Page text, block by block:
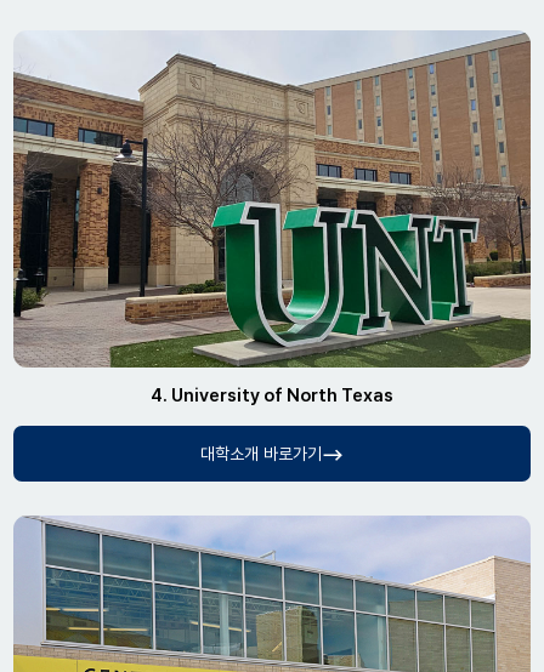
4. University of North Texas
대학소개 바로가기